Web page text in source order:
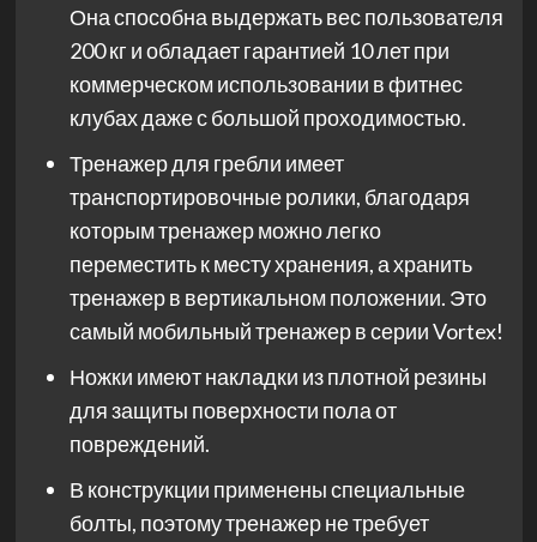
Она способна выдержать вес пользователя
200 кг и обладает гарантией 10 лет при
коммерческом использовании в фитнес
клубах даже с большой проходимостью.
Тренажер для гребли имеет
транспортировочные ролики, благодаря
которым тренажер можно легко
переместить к месту хранения, а хранить
тренажер в вертикальном положении. Это
самый мобильный тренажер в серии Vortex!
Ножки имеют накладки из плотной резины
для защиты поверхности пола от
повреждений.
В конструкции применены специальные
болты, поэтому тренажер не требует